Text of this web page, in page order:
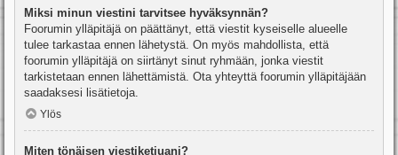
Miksi minun viestini tarvitsee hyväksynnän?
Foorumin ylläpitäjä on päättänyt, että viestit kyseiselle alueelle
tulee tarkastaa ennen lähetystä. On myös mahdollista, että
foorumin ylläpitäjä on siirtänyt sinut ryhmään, jonka viestit
tarkistetaan ennen lähettämistä. Ota yhteyttä foorumin ylläpitäjään
saadaksesi lisätietoja.
Ylös
Miten tönäisen viestiketjuani?